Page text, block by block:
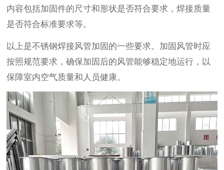
内容包括加固件的尺寸和形状是否符合要求，焊接质量
是否符合标准要求等。
以上是不锈钢焊接风管加固的一些要求。加固风管时应
按照规范要求，确保加固后的风管能够稳定地运行，以
保障室内空气质量和人员健康。